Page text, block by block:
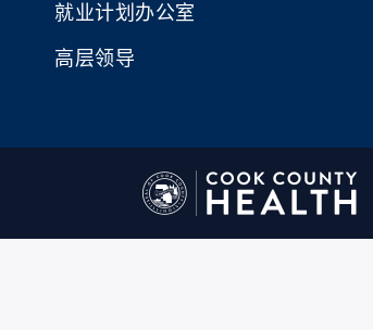
就业计划办公室
高层领导